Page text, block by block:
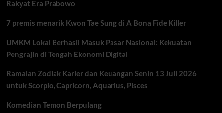
Rakyat Era Prabowo
7 premis menarik Kwon Tae Sung di A Bona Fide Killer
UMKM Lokal Berhasil Masuk Pasar Nasional: Kekuatan
Pengrajin di Tengah Ekonomi Digital
Ramalan Zodiak Karier dan Keuangan Senin 13 Juli 2026
untuk Scorpio, Capricorn, Aquarius, Pisces
Komedian Temon Berpulang